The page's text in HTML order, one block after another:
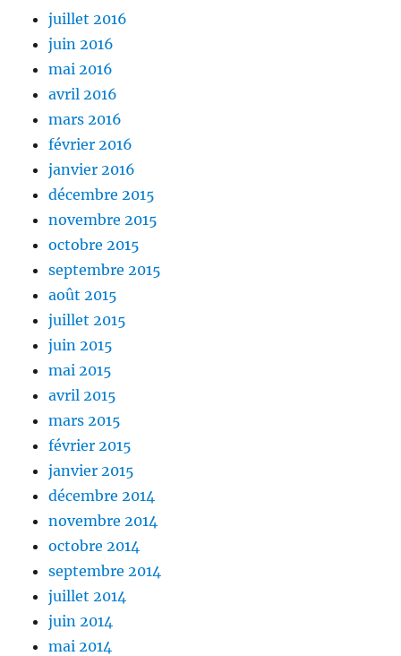
juillet 2016
juin 2016
mai 2016
avril 2016
mars 2016
février 2016
janvier 2016
décembre 2015
novembre 2015
octobre 2015
septembre 2015
août 2015
juillet 2015
juin 2015
mai 2015
avril 2015
mars 2015
février 2015
janvier 2015
décembre 2014
novembre 2014
octobre 2014
septembre 2014
juillet 2014
juin 2014
mai 2014